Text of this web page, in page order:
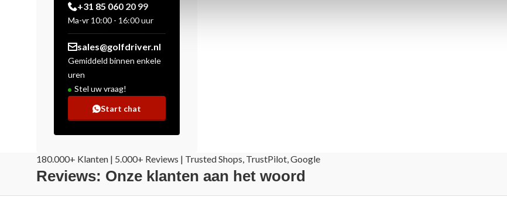
+31 85 060 20 99
Ma-vr 10:00 - 16:00 uur
sales@golfdriver.nl
Gemiddeld binnen enkele
uren
Stel uw vraag!
Start chat
180.000+ Klanten | 5.000+ Reviews | Trusted Shops, TrustPilot, Google
Reviews: Onze klanten aan het woord